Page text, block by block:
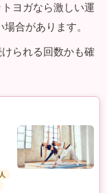
ヨガなら激しい運
場合があります。
られる回数かも確